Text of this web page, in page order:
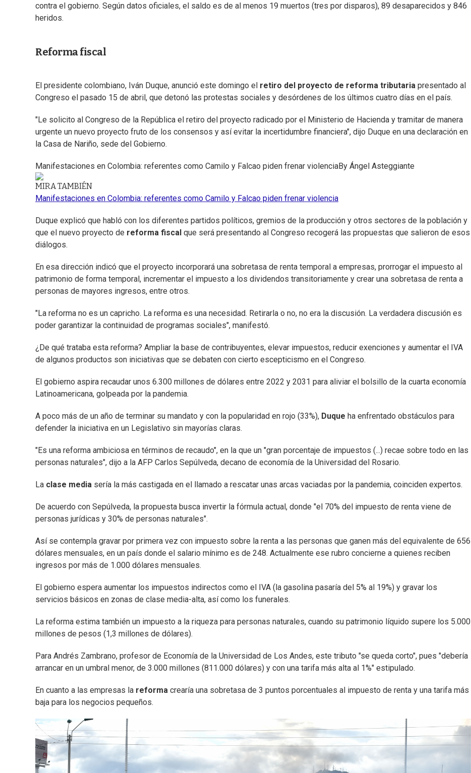
contra el gobierno. Según datos oficiales, el saldo es de al menos 19 muertos (tres por disparos), 89 desaparecidos y 846
heridos.
Reforma fiscal
El presidente colombiano, Iván Duque, anunció este domingo el retiro del proyecto de reforma tributaria presentado al
Congreso el pasado 15 de abril, que detonó las protestas sociales y desórdenes de los últimos cuatro días en el país.
"Le solicito al Congreso de la República el retiro del proyecto radicado por el Ministerio de Hacienda y tramitar de manera
urgente un nuevo proyecto fruto de los consensos y así evitar la incertidumbre financiera", dijo Duque en una declaración en
la Casa de Nariño, sede del Gobierno.
Manifestaciones en Colombia: referentes como Camilo y Falcao piden frenar violenciaBy Ángel Asteggiante
MIRA TAMBIÉN
Manifestaciones en Colombia: referentes como Camilo y Falcao piden frenar violencia
Duque explicó que habló con los diferentes partidos políticos, gremios de la producción y otros sectores de la población y
que el nuevo proyecto de reforma fiscal que será presentando al Congreso recogerá las propuestas que salieron de esos
diálogos.
En esa dirección indicó que el proyecto incorporará una sobretasa de renta temporal a empresas, prorrogar el impuesto al
patrimonio de forma temporal, incrementar el impuesto a los dividendos transitoriamente y crear una sobretasa de renta a
personas de mayores ingresos, entre otros.
"La reforma no es un capricho. La reforma es una necesidad. Retirarla o no, no era la discusión. La verdadera discusión es
poder garantizar la continuidad de programas sociales", manifestó.
¿De qué trataba esta reforma? Ampliar la base de contribuyentes, elevar impuestos, reducir exenciones y aumentar el IVA
de algunos productos son iniciativas que se debaten con cierto escepticismo en el Congreso.
El gobierno aspira recaudar unos 6.300 millones de dólares entre 2022 y 2031 para aliviar el bolsillo de la cuarta economía
Latinoamericana, golpeada por la pandemia.
A poco más de un año de terminar su mandato y con la popularidad en rojo (33%), Duque ha enfrentado obstáculos para
defender la iniciativa en un Legislativo sin mayorías claras.
"Es una reforma ambiciosa en términos de recaudo", en la que un "gran porcentaje de impuestos (...) recae sobre todo en las
personas naturales", dijo a la AFP Carlos Sepúlveda, decano de economía de la Universidad del Rosario.
La clase media sería la más castigada en el llamado a rescatar unas arcas vaciadas por la pandemia, coinciden expertos.
De acuerdo con Sepúlveda, la propuesta busca invertir la fórmula actual, donde "el 70% del impuesto de renta viene de
personas jurídicas y 30% de personas naturales".
Así se contempla gravar por primera vez con impuesto sobre la renta a las personas que ganen más del equivalente de 656
dólares mensuales, en un país donde el salario mínimo es de 248. Actualmente ese rubro concierne a quienes reciben
ingresos por más de 1.000 dólares mensuales.
El gobierno espera aumentar los impuestos indirectos como el IVA (la gasolina pasaría del 5% al 19%) y gravar los
servicios básicos en zonas de clase media-alta, así como los funerales.
La reforma estima también un impuesto a la riqueza para personas naturales, cuando su patrimonio líquido supere los 5.000
millones de pesos (1,3 millones de dólares).
Para Andrés Zambrano, profesor de Economía de la Universidad de Los Andes, este tributo "se queda corto", pues "debería
arrancar en un umbral menor, de 3.000 millones (811.000 dólares) y con una tarifa más alta al 1%" estipulado.
En cuanto a las empresas la reforma crearía una sobretasa de 3 puntos porcentuales al impuesto de renta y una tarifa más
baja para los negocios pequeños.